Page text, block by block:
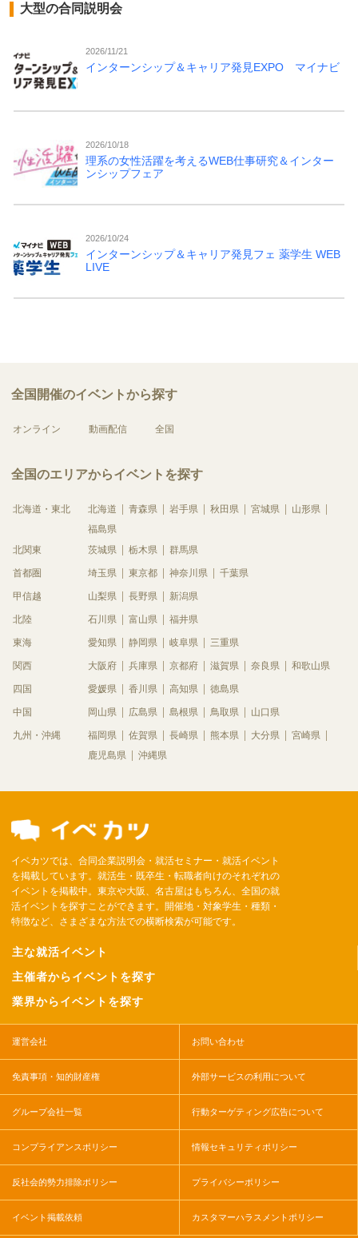
大型の合同説明会
2026/11/21
インターンシップ＆キャリア発見EXPO マイナビ
2026/10/18
理系の女性活躍を考えるWEB仕事研究＆インター
ンシップフェア
2026/10/24
インターンシップ＆キャリア発見フェ 薬学生 WEB
LIVE
全国開催のイベントから探す
オンライン 動画配信 全国
全国のエリアからイベントを探す
北海道・東北 北海道 青森県 岩手県 秋田県 宮城県
山形県
福島県
北関東
茨城県 栃木県 群馬県
首都圏 埼玉県 東京都 神奈川県 千葉県
甲信越 山梨県 長野県 新潟県
北陸 石川県 富山県 福井県
東海 愛知県 静岡県 岐阜県 三重県
関西 大阪府 兵庫県 京都府 滋賀県 奈良県 和歌山県
四国 愛媛県 香川県 高知県 徳島県
中国 岡山県 広島県 島根県 鳥取県 山口県
九州・沖縄 福岡県 佐賀県 長崎県 熊本県 大分県
宮崎県
鹿児島県
沖縄県
イベカツでは、合同企業説明会・就活セミナー・就活イベント
を掲載しています。就活生・既卒生・転職者向けのそれぞれの
イベントを掲載中。東京や大阪、名古屋はもちろん、全国の就
活イベントを探すことができます。開催地・対象学生・種類・
特徴など、さまざまな方法での横断検索が可能です。
主な就活イベント
主催者からイベントを探す
業界からイベントを探す
運営会社 お問い合わせ
免責事項・知的財産権 外部サービスの利用について
グループ会社一覧 行動ターゲティング広告について
コンプライアンスポリシー 情報セキュリティポリシー
反社会的勢力排除ポリシー プライバシーポリシー
イベント掲載依頼 カスタマーハラスメントポリシー